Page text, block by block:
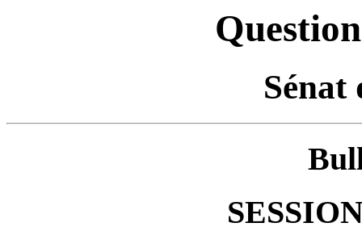
Sénat